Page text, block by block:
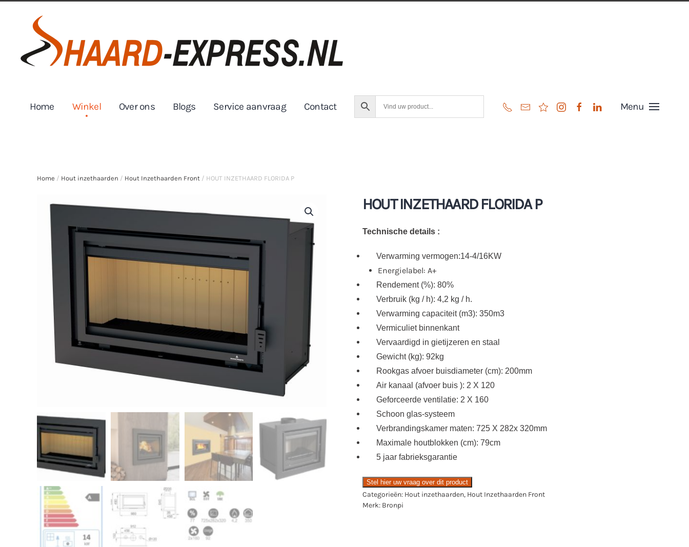
Skip to main content
Home Winkel Over ons Blogs Service aanvraag Contact Menu
Home / Hout inzethaarden / Hout Inzethaarden Front / HOUT INZETHAARD FLORIDA P
HOUT INZETHAARD FLORIDA P
Technische details :
Verwarming vermogen:14-4/16KW
Energielabel: A+
Rendement (%): 80%
Verbruik (kg / h): 4,2 kg / h.
Verwarming capaciteit (m3): 350m3
Vermiculiet binnenkant
Vervaardigd in gietijzeren en staal
Gewicht (kg): 92kg
Rookgas afvoer buisdiameter (cm): 200mm
Air kanaal (afvoer buis ): 2 X 120
Geforceerde ventilatie: 2 X 160
Schoon glas-systeem
Verbrandingskamer maten: 725 X 282x 320mm
Maximale houtblokken (cm): 79cm
5 jaar fabrieksgarantie
Stel hier uw vraag over dit product
Categorieën: Hout inzethaarden, Hout Inzethaarden Front
Merk: Bronpi